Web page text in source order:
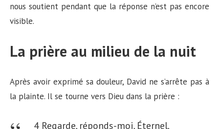
nous soutient pendant que la réponse n’est pas encore
visible.
La prière au milieu de la nuit
Après avoir exprimé sa douleur, David ne s’arrête pas à
la plainte. Il se tourne vers Dieu dans la prière :
4 Regarde, réponds-moi, Éternel,